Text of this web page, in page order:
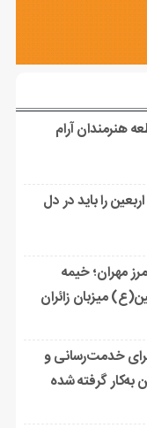
هنرمندان آرام
را باید در دل
مهران؛ خیمه
میزبان زائران
خدمت‌رسانی و
به‌کار گرفته شده